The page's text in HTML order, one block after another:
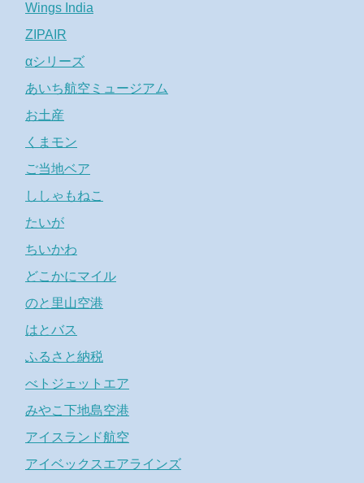
Wings India
ZIPAIR
αシリーズ
あいち航空ミュージアム
お土産
くまモン
ご当地ベア
ししゃもねこ
たいが
ちいかわ
どこかにマイル
のと里山空港
はとバス
ふるさと納税
べトジェットエア
みやこ下地島空港
アイスランド航空
アイベックスエアラインズ